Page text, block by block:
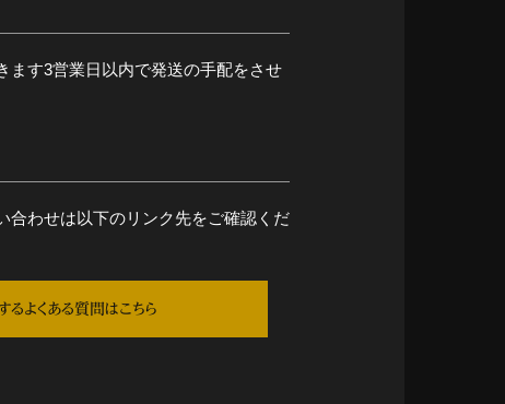
ます3営業日以内で発送の手配をさせ
合わせは以下のリンク先をご確認くだ
るよくある質問はこちら